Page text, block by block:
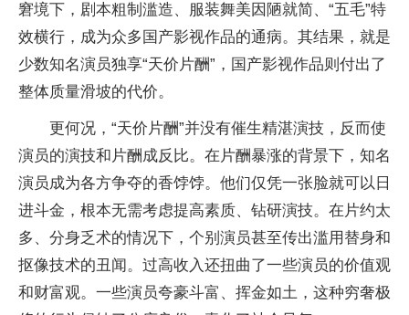
窘境下，剧本粗制滥造、服装舞美因陋就简、“五毛”特
效横行，成为众多国产影视作品的通病。其结果，就是
少数知名演员独享“天价片酬”，国产影视作品则付出了
整体质量滑坡的代价。
更何况，“天价片酬”并没有催生精湛演技，反而使
演员的演技和片酬成反比。在片酬暴涨的背景下，知名
演员成为各方争夺的香饽饽。他们仅凭一张脸就可以日
进斗金，根本无需考虑提高素质、钻研演技。在片约太
多、分身乏术的情况下，个别演员甚至传出滥用替身和
抠像技术的丑闻。过高收入还扭曲了一些演员的价值观
和财富观。一些演员夸豪斗富、挥金如土，这种穷奢极